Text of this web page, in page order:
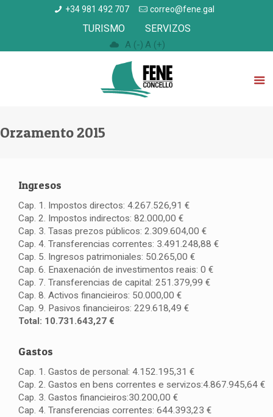
+34 981 492 707 correo@fene.gal
TURISMO SERVIZOS
A (-) A (+)
Orzamento 2015
Ingresos
Cap. 1. Impostos directos: 4.267.526,91 €
Cap. 2. Impostos indirectos: 82.000,00 €
Cap. 3. Tasas prezos públicos: 2.309.604,00 €
Cap. 4. Transferencias correntes: 3.491.248,88 €
Cap. 5. Ingresos patrimoniales: 50.265,00 €
Cap. 6. Enaxenación de investimentos reais: 0 €
Cap. 7. Transferencias de capital: 251.379,99 €
Cap. 8. Activos financieiros: 50.000,00 €
Cap. 9. Pasivos financieiros: 229.618,49 €
Total: 10.731.643,27 €
Gastos
Cap. 1. Gastos de personal: 4.152.195,31 €
Cap. 2. Gastos en bens correntes e servizos:4.867.945,64 €
Cap. 3. Gastos financieiros:30.200,00 €
Cap. 4. Transferencias correntes: 644.393,23 €